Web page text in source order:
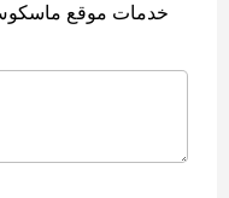
خدمات موقع ماسكوس.